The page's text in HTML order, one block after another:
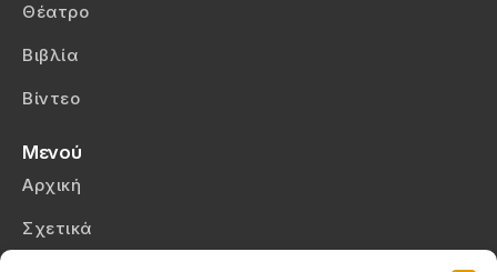
Θέατρο
Βιβλία
Βίντεο
Μενού
Αρχική
Σχετικά